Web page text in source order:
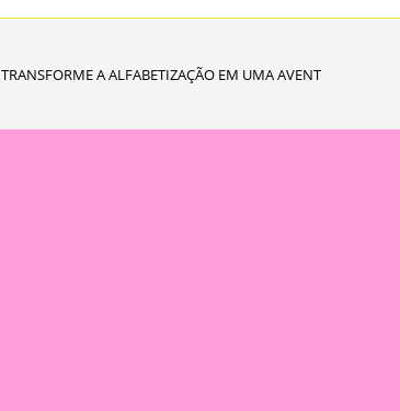
TRANSFORME A ALFABETIZAÇÃO EM UMA AVENTURA